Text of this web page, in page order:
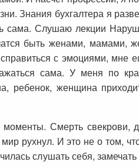
Знания бухгалтера я
Слушаю лекции
быть женами, мамами,
с эмоциями, мне
сама. У меня по
ребенок, женщина
Смерть свекрови,
рухнул. И это не о том,
слушать себя,